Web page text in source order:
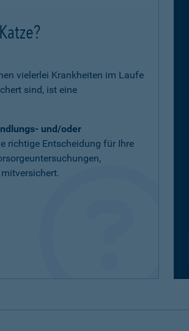
vielerlei Krankheiten im Laufe
sind, ist eine
und/oder
richtige Entscheidung für Ihre